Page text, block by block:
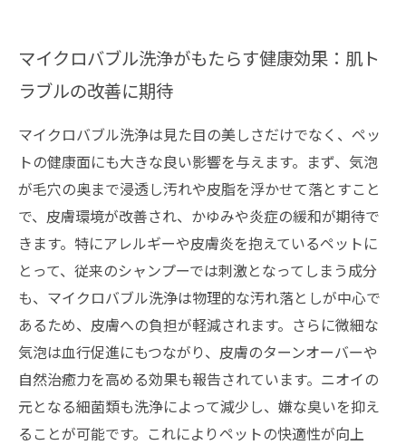
マイクロバブル洗浄がもたらす健康効果：肌ト
ラブルの改善に期待
マイクロバブル洗浄は見た目の美しさだけでなく、ペッ
トの健康面にも大きな良い影響を与えます。まず、気泡
が毛穴の奥まで浸透し汚れや皮脂を浮かせて落とすこと
で、皮膚環境が改善され、かゆみや炎症の緩和が期待で
きます。特にアレルギーや皮膚炎を抱えているペットに
とって、従来のシャンプーでは刺激となってしまう成分
も、マイクロバブル洗浄は物理的な汚れ落としが中心で
あるため、皮膚への負担が軽減されます。さらに微細な
気泡は血行促進にもつながり、皮膚のターンオーバーや
自然治癒力を高める効果も報告されています。ニオイの
元となる細菌類も洗浄によって減少し、嫌な臭いを抑え
ることが可能です。これによりペットの快適性が向上